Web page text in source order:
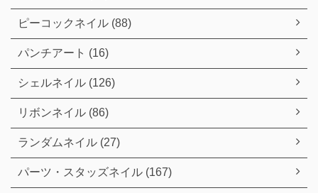
ピーコックネイル (88)
パンチアート (16)
シェルネイル (126)
リボンネイル (86)
ランダムネイル (27)
パーツ・スタッズネイル (167)